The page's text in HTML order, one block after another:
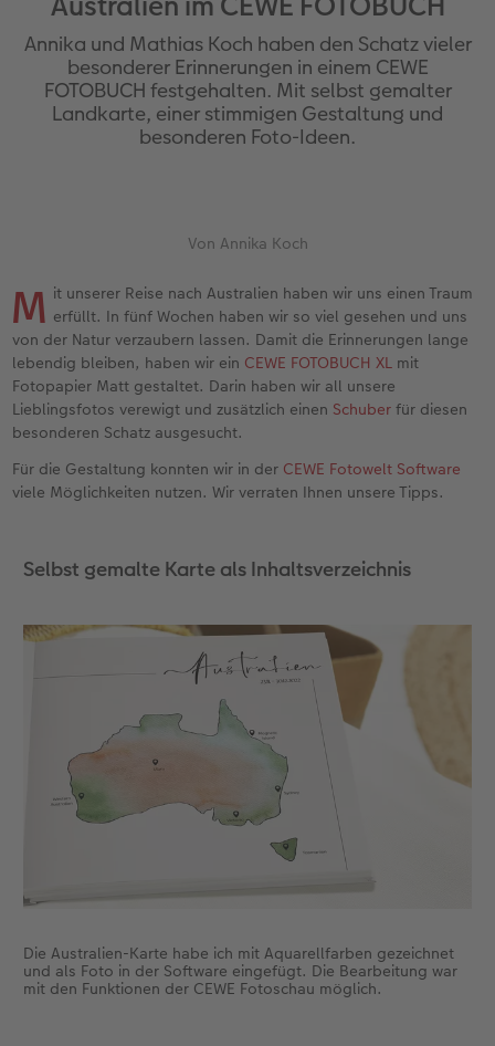
Jahrbuch gestalten
CEWE FOTOBUCH Kids
Panoramaseite
Kundenbeispiele
Webinare & VHS
CEWE Forum
CEWE myPhotos
Neuheiten
Bilderboxen
Premium Poster
Filmentwicklung
Passbild
Scan-Service
Sofortsticker
Analog Services
Fotocollage
Photo Streetmap Poster
Acrylglas
Gallery Print
hexxas
Willkommensschild
Wandgestaltung
Materialmuster-Set
Neuheiten
Extras
Dankeskarten Kommunion
Dankeskarten
Urlaubsgrüße
Fotokarten
Postkarten
Karte mit Einsteckfoto
Einzelkarten
Neuheiten
Textilien
Schule & Büro
Foto-Geschenkbox
Fotokalender
Haustierwelt
Geschenkideen
Kundenbeispiele
Neuheiten
Wandkalender mit Design
NEU: Wandkalender Fineline
Kalender-Kundenbeispiele
Max Case
Smartflip
PopGrip
nachhaltiger Schenken
Danke sagen
Liebe schenken
Liebe schenken
Fototipps
Gestaltungsideen
Familie
Geburtstag
Fotowettbewerbe
Faszination Fotografie
Annika und Mathias Koch haben den Schatz vieler
besonderer Erinnerungen in einem CEWE
FOTOBUCH festgehalten. Mit selbst gemalter
Landkarte, einer stimmigen Gestaltung und
besonderen Foto-Ideen.
Von Annika Koch
M it unserer Reise nach Australien haben wir uns einen Traum
erfüllt. In fünf Wochen haben wir so viel gesehen und uns
von der Natur verzaubern lassen. Damit die Erinnerungen lange
lebendig bleiben, haben wir ein CEWE FOTOBUCH XL mit
Fotopapier Matt gestaltet. Darin haben wir all unsere
Lieblingsfotos verewigt und zusätzlich einen Schuber für diesen
besonderen Schatz ausgesucht.
Für die Gestaltung konnten wir in der CEWE Fotowelt Software
viele Möglichkeiten nutzen. Wir verraten Ihnen unsere Tipps.
Selbst gemalte Karte als Inhaltsverzeichnis
Die Australien-Karte habe ich mit Aquarellfarben gezeichnet
und als Foto in der Software eingefügt. Die Bearbeitung war
mit den Funktionen der CEWE Fotoschau möglich.